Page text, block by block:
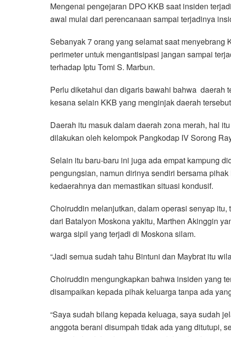
Mengenai pengejaran DPO KKB saat insiden
awal mulai dari perencanaan sampai terjadinya
Sebanyak 7 orang yang selamat saat
perimeter untuk mengantisipasi jangan sampai
terhadap Iptu Tomi S. Marbun.
Perlu diketahui dan digaris bawahi bahwa daerah
kesana selain KKB yang menginjak daerah
Daerah itu masuk dalam daerah zona merah, hal
dilakukan oleh kelompok Pangkodap IV Sorong
Selain itu baru-baru ini juga ada empat kampung
pengungsian, namun dirinya sendiri bersama
kedaerahnya dan memastikan situasi kondusif.
Choiruddin melanjutkan, dalam operasi senyap
dari Batalyon Moskona yakitu, Marthen Akinggin
warga sipil yang terjadi di Moskona silam.
“Jadi semua sudah tahu Bintuni dan Maybrat itu
Choiruddin mengungkapkan bahwa insiden yang
disampaikan kepada pihak keluarga tanpa ada
“Saya sudah bilang kepada keluaga, saya sudah
anggota berani disumpah tidak ada yang ditutupi,